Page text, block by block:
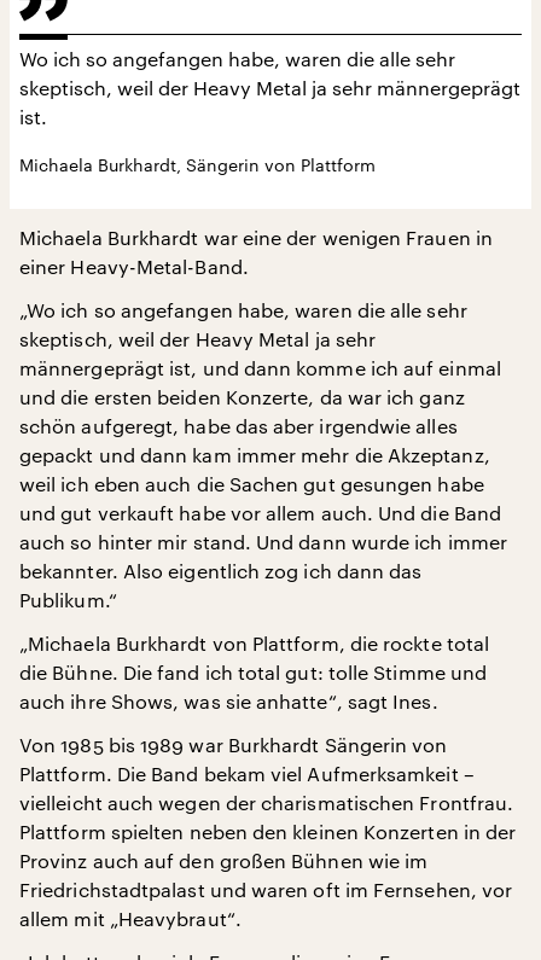
Wo ich so angefangen habe, waren die alle sehr
skeptisch, weil der Heavy Metal ja sehr männergeprägt
ist.
Michaela Burkhardt, Sängerin von Plattform
Michaela Burkhardt war eine der wenigen Frauen in
einer Heavy-Metal-Band.
„Wo ich so angefangen habe, waren die alle sehr
skeptisch, weil der Heavy Metal ja sehr
männergeprägt ist, und dann komme ich auf einmal
und die ersten beiden Konzerte, da war ich ganz
schön aufgeregt, habe das aber irgendwie alles
gepackt und dann kam immer mehr die Akzeptanz,
weil ich eben auch die Sachen gut gesungen habe
und gut verkauft habe vor allem auch. Und die Band
auch so hinter mir stand. Und dann wurde ich immer
bekannter. Also eigentlich zog ich dann das
Publikum.“
„Michaela Burkhardt von Plattform, die rockte total
die Bühne. Die fand ich total gut: tolle Stimme und
auch ihre Shows, was sie anhatte“, sagt Ines.
Von 1985 bis 1989 war Burkhardt Sängerin von
Plattform. Die Band bekam viel Aufmerksamkeit –
vielleicht auch wegen der charismatischen Frontfrau.
Plattform spielten neben den kleinen Konzerten in der
Provinz auch auf den großen Bühnen wie im
Friedrichstadtpalast und waren oft im Fernsehen, vor
allem mit „Heavybraut“.